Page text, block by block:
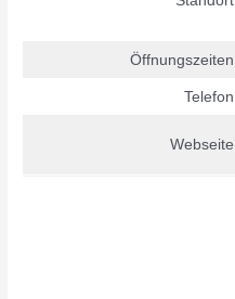
Öffnungszeiten
Telefon
Webseite